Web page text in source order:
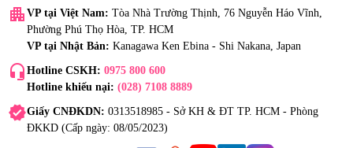
apartment VP tại Việt Nam: Tòa Nhà Trường Thịnh, 76 Nguyễn Háo Vĩnh,
Phường Phú Thọ Hòa, TP. HCM
VP tại Nhật Bản: Kanagawa Ken Ebina - Shi Nakana, Japan
headset_mic Hotline CSKH: 0975 800 600
Hotline khiếu nại: (028) 7108 8889
verifiedGiấy CNĐKDN: 0313518985 - Sở KH & ĐT TP. HCM - Phòng
ĐKKD (Cấp ngày: 08/05/2023)